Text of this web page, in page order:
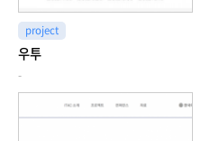
project
우투
-